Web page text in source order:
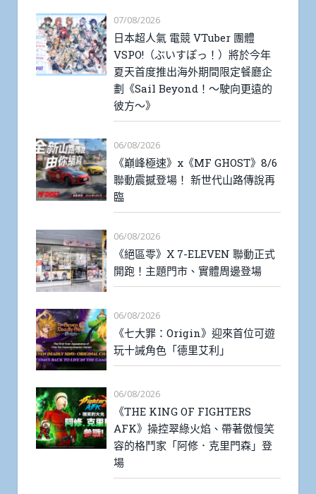
07/08/2026
日本超人氣 電競 VTuber 團體
VSPO!（ぶいすぽっ！）將於今年
夏天首度推出海外期間限定餐廳企
劃《Sail Beyond！～駛向更遠的
彼方～》
06/08/2026
《巔峰極速》x《MF GHOST》8/6
聯動震撼登場！ 新世代山路傳說再
臨
06/08/2026
《絕區零》X 7-ELEVEN 聯動正式
開跑！主題門市、實體周邊登場
06/08/2026
《七大罪：Origin》迎來首位可遊
玩十誡角色「德里艾利」
06/08/2026
《THE KING OF FIGHTERS
AFK》操控翠綠火焰、帶著傲慢笑
容的格鬥家「阿修．克里門森」登
場